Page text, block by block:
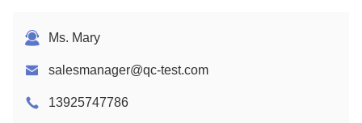
Ms. Mary
salesmanager@qc-test.com
13925747786